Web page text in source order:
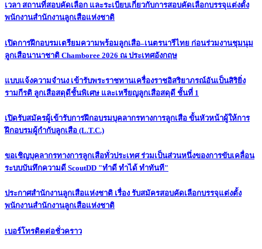
เวลา สถานที่สอบคัดเลือก และระเบียบเกี่ยวกับการสอบคัดเลือกบรรจุแต่งตั้ง
พนักงานสำนักงานลูกเสือแห่งชาติ
เปิดการฝึกอบรมเตรียมความพร้อมลูกเสือ–เนตรนารีไทย ก่อนร่วมงานชุมนุม
ลูกเสือนานาชาติ Chamboree 2026 ณ ประเทศอังกฤษ
แบบแจ้งความจำนง เข้ารับพระราชทานเครื่องราชอิสริยาภรณ์อันเป็นสิริยิ่ง
รามกีรติ ลูกเสือสดุดีชั้นพิเศษ และเหรียญลูกเสือสดุดี ชั้นที่ 1
เปิดรับสมัครผู้เข้ารับการฝึกอบรมบุคลากรทางการลูกเสือ ขั้นหัวหน้าผู้ให้การ
ฝึกอบรมผู้กำกับลูกเสือ (L.T.C.)
ขอเชิญบุคลากรทางการลูกเสือทั่วประเทศ ร่วมเป็นส่วนหนึ่งของการขับเคลื่อน
ระบบบันทึกความดี ScoutDD "ทำดี ทำได้ ทำทันที"
ประกาศสำนักงานลูกเสือแห่งชาติ เรื่อง รับสมัครสอบคัดเลือกบรรจุแต่งตั้ง
พนักงานสำนักงานลูกเสือแห่งชาติ
เบอร์โทรติดต่อชั่วคราว